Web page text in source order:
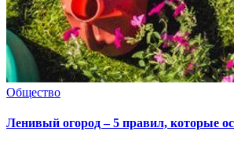
Общество
Ленивый огород – 5 правил, которые